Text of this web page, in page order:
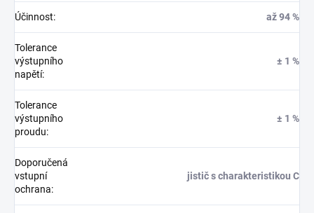
Účinnost: až 94 %
Tolerance
výstupního
napětí:
± 1 %
Tolerance
výstupního
proudu:
± 1 %
Doporučená
vstupní
ochrana:
jistič s charakteristikou C